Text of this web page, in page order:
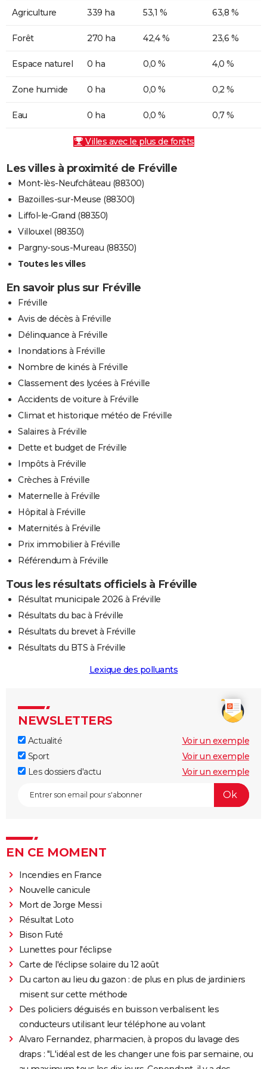
Agriculture 339 ha 53,1 % 63,8 %
Forêt 270 ha 42,4 % 23,6 %
Espace naturel 0 ha 0,0 % 4,0 %
Zone humide 0 ha 0,0 % 0,2 %
Eau 0 ha 0,0 % 0,7 %
Villes avec le plus de forêts
Les villes à proximité de Fréville
Mont-lès-Neufchâteau (88300)
Bazoilles-sur-Meuse (88300)
Liffol-le-Grand (88350)
Villouxel (88350)
Pargny-sous-Mureau (88350)
Toutes les villes
En savoir plus sur Fréville
Fréville
Avis de décès à Fréville
Délinquance à Fréville
Inondations à Fréville
Nombre de kinés à Fréville
Classement des lycées à Fréville
Accidents de voiture à Fréville
Climat et historique météo de Fréville
Salaires à Fréville
Dette et budget de Fréville
Impôts à Fréville
Crèches à Fréville
Maternelle à Fréville
Hôpital à Fréville
Maternités à Fréville
Prix immobilier à Fréville
Référendum à Fréville
Tous les résultats officiels à Fréville
Résultat municipale 2026 à Fréville
Résultats du bac à Fréville
Résultats du brevet à Fréville
Résultats du BTS à Fréville
Lexique des polluants
NEWSLETTERS
Actualité
Voir un exemple
Sport
Voir un exemple
Les dossiers d'actu
Voir un exemple
EN CE MOMENT
Incendies en France
Nouvelle canicule
Mort de Jorge Messi
Résultat Loto
Bison Futé
Lunettes pour l'éclipse
Carte de l'éclipse solaire du 12 août
Du carton au lieu du gazon : de plus en plus de jardiniers
misent sur cette méthode
Des policiers déguisés en buisson verbalisent les
conducteurs utilisant leur téléphone au volant
Alvaro Fernandez, pharmacien, à propos du lavage des
draps : "L'idéal est de les changer une fois par semaine, ou